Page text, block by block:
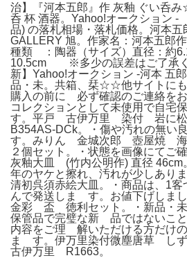
治】『河本五郎』作 灰釉 ぐい呑
呑 杯 酒器。Yahoo!オークション -
品) の落札相場・落札価格。河本五
GALLERY 旭。作家名：河本五郎
種類 ：陶器（サイズ）直径：約
10.5cm ※多少の誤差はご了承く
新】Yahoo!オークション -河本 五
品・未。共箱、栞☆☆他サイトにも
購入の前に 必ず確認のご連絡を
コレクションとして未使用で自宅
す。平戸 古伊万里 染付 岩に
B354AS-DCk。・傷や汚れの無い
す。みりん 金城次郎 壺屋焼
２個セット。・状態を画像にてご
灰釉大皿 (竹内公明作) 直径
年のヤケと擦れ、汚れが少しあり
清初呉須赤絵大皿。・商品は、1
んで発送しま す。お値下げし
金彩 盃 徳利セット。・新品・未
保管品で完璧な新 品ではないこ
内容をご理 解いただける方だけ
ま す。伊万里染付微塵唐草 し
古伊万里 R1663。